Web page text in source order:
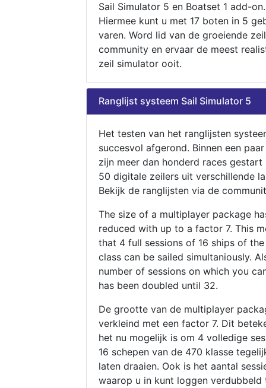
Sail Simulator 5 en Boatset 1 add-on.
Hiermee kunt u met 17 boten in 5
varen. Word lid van de groeiende zeil
community en ervaar de meest
zeil simulator ooit.
Ranglijst systeem Sail Simulator 5
Het testen van het ranglijsten
succesvol afgerond. Binnen een
zijn meer dan honderd races gestart
50 digitale zeilers uit verschillende
Bekijk de ranglijsten via de
The size of a multiplayer package
reduced with up to a factor 7. This
that 4 full sessions of 16 ships of
class can be sailed simultaniously.
number of sessions on which you
has been doubled until 32.
De grootte van de multiplayer
verkleind met een factor 7. Dit
het nu mogelijk is om 4 volledige
16 schepen van de 470 klasse
laten draaien. Ook is het aantal
waarop u in kunt loggen verdubbeld